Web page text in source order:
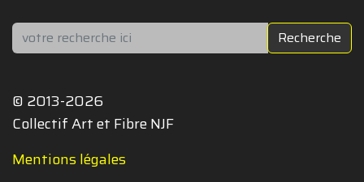
Rechercher Recherche
© 2013-2026
Collectif Art et Fibre NJF
Mentions légales